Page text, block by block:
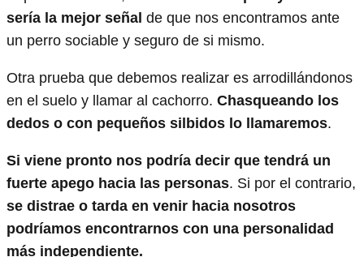
sería la mejor señal de que nos encontramos ante
un perro sociable y seguro de si mismo.
Otra prueba que debemos realizar es arrodillándonos
en el suelo y llamar al cachorro. Chasqueando los
dedos o con pequeños silbidos lo llamaremos.
Si viene pronto nos podría decir que tendrá un
fuerte apego hacia las personas. Si por el contrario,
se distrae o tarda en venir hacia nosotros
podríamos encontrarnos con una personalidad
más independiente.